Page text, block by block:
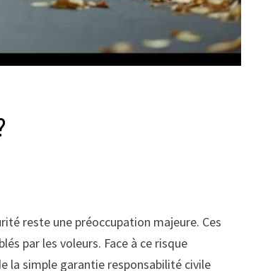
reste une préoccupation majeure. Ces
par les voleurs. Face à ce risque
la simple garantie responsabilité civile